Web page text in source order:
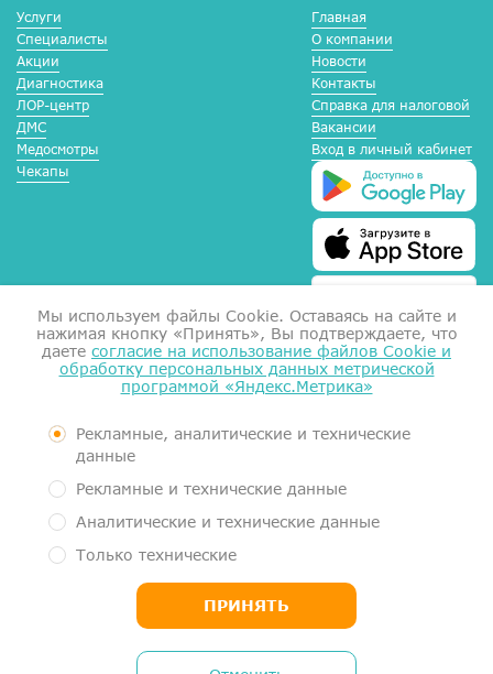
Услуги
Специалисты
Акции
Диагностика
ЛОР-центр
ДМС
Медосмотры
Чекапы
Главная
О компании
Новости
Контакты
Справка для налоговой
Вакансии
Вход в личный кабинет
Справка для налоговой
Документы
Контролирующие органы
Пользовательское соглашение
Политика обработки персональных данных
Медицинский центр МеркуриМед. Услуги оказывает Общество с
1161101054663, ИНН 1101058834)
(16, ul. Ordzhonikidze, Syktyvkar, RU 167031, DUNS 362495586)
Мы используем файлы Сookie. Оставаясь на сайте и
нажимая кнопку «Принять», Вы подтверждаете, что
даете согласие на использование файлов Cookie и
обработку персональных данных метрической
программой «Яндекс.Метрика»
Рекламные, аналитические и технические
данные
Рекламные и технические данные
Аналитические и технические данные
Только технические
ПРИНЯТЬ